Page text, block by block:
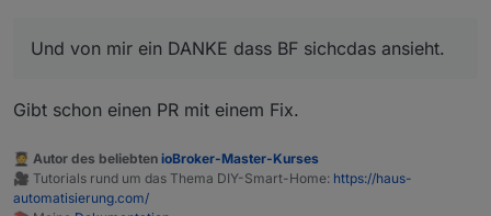
ausschliessen.Aber ich verstehe voll wenn Bluefox
Bedarfsfall bitte ein höfliches Ping via Telegram an
Und von mir ein DANKE dass BF sichcdas ansieht.
Gibt schon einen PR mit einem Fix.
🧑‍🎓 Autor des beliebten ioBroker-Master-Kurses
🎥 Tutorials rund um das Thema DIY-Smart-Home: https://haus-
automatisierung.com/